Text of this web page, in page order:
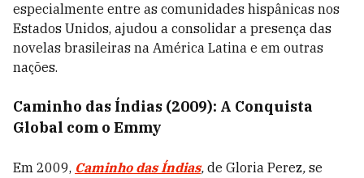
especialmente entre as comunidades hispânicas nos
Estados Unidos, ajudou a consolidar a presença das
novelas brasileiras na América Latina e em outras
nações.
Caminho das Índias (2009): A Conquista
Global com o Emmy
Em 2009, Caminho das Índias, de Gloria Perez, se